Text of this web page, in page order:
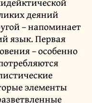
деяний
– напоминает
язык. Первая
– особенно
элементы